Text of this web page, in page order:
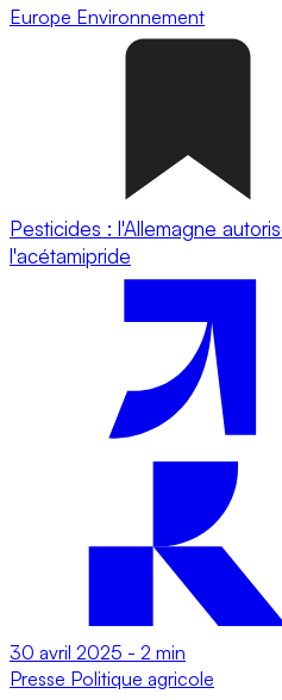
Europe Environnement
Pesticides : l'Allemagne
l'acétamipride
30 avril 2025 - 2 min
Presse Politique agricole